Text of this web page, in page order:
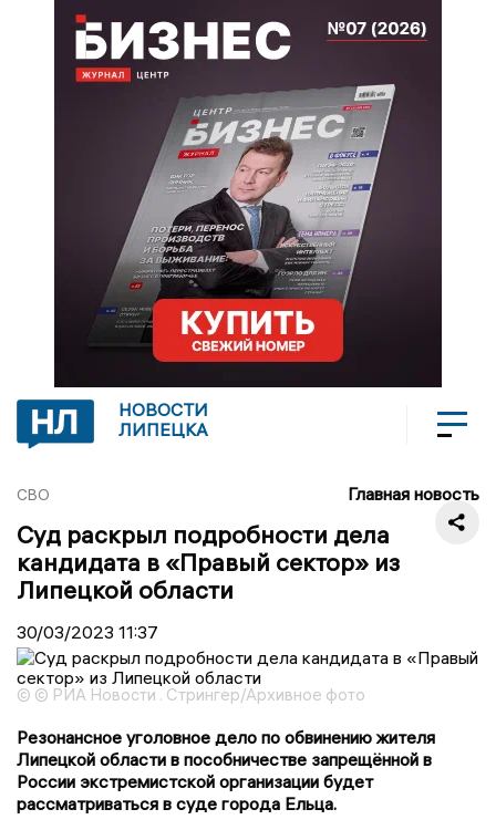
НОВОСТИ
ЛИПЕЦКА
СВО Главная новость
Суд раскрыл подробности дела
кандидата в «Правый сектор» из
Липецкой области
30/03/2023 11:37
© © РИА Новости . Стрингер/Архивное фото
Резонансное уголовное дело по обвинению жителя
Липецкой области в пособничестве запрещённой в
России экстремистской организации будет
рассматриваться в суде города Ельца.